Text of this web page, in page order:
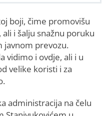
boji, čime promovišu
i šalju snažnu poruku
javnom prevozu.
vidimo i ovdje, ali i u
velike koristi i za
administracija na čelu